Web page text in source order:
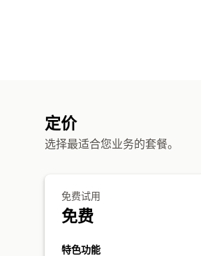
定价
选择最适合您业务的套餐。
免费试用
免费
特色功能